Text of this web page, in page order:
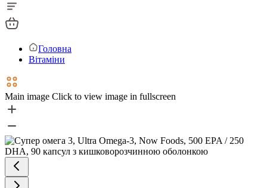
Головна
Вітаміни
Main image Click to view image in fullscreen